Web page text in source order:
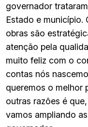
governador
Estado e município.
obras são
atenção pela
muito feliz com o
contas nós
queremos o melhor
outras razões é
vamos ampliando